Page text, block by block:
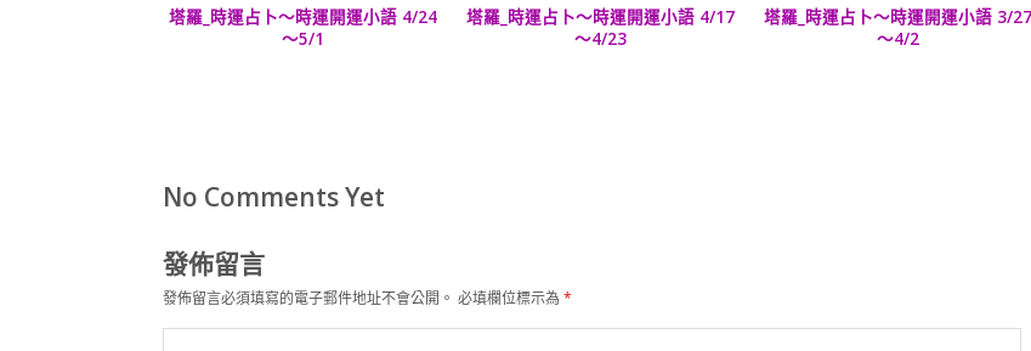
塔羅_時運占卜～時運開運小語 4/24
～5/1
塔羅_時運占卜～時運開運小語 4/17
～4/23
塔羅_時運占卜～時運開運小語 3/27
～4/2
No Comments Yet
發佈留言
發佈留言必須填寫的電子郵件地址不會公開。 必填欄位標示為*